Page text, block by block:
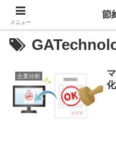
企業分析
メニュー
節